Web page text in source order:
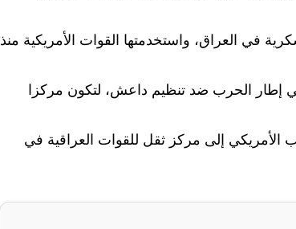
في العراق، واستخدمتها القوات الأمريكية منذ
انسحابها عام 2011 عادت القوات الأمريكية إليها في 2014 في إطار الحرب ضد تنظيم داعش، لتكون مركزا
الأمريكي إلى مركز ثقل للقوات العراقية في